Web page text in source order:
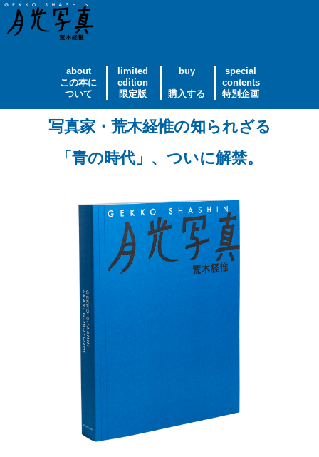
about
この本に
ついて
limited
edition
限定版
buy
購入する
special
contents
特別企画
写真家・荒木経惟の知られざる
「青の時代」、ついに解禁。